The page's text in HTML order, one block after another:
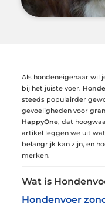
Als hondeneigenaar wil
bij het juiste voer.
steeds populairder
gevoeligheden voor
HappyOne, dat
artikel leggen we uit
belangrijk kan zijn, en
merken.
Wat is
Hondenvoer